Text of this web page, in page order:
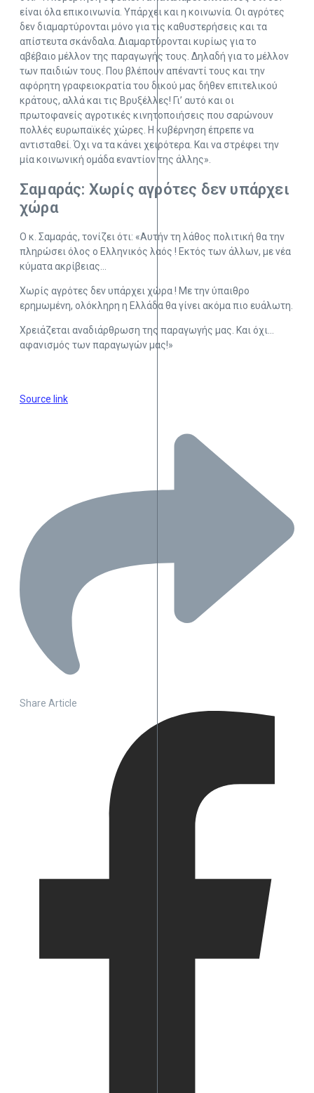
είναι όλα επικοινωνία. Υπάρχει και η κοινωνία. Οι αγρότες
δεν διαμαρτύρονται μόνο για τις καθυστερήσεις και τα
απίστευτα σκάνδαλα. Διαμαρτύρονται κυρίως για το
αβέβαιο μέλλον της παραγωγής τους. Δηλαδή για το μέλλον
των παιδιών τους. Που βλέπουν απέναντί τους και την
αφόρητη γραφειοκρατία του δικού μας δήθεν επιτελικού
κράτους, αλλά και τις Βρυξέλλες! Γι’ αυτό και οι
πρωτοφανείς αγροτικές κινητοποιήσεις που σαρώνουν
πολλές ευρωπαϊκές χώρες. Η κυβέρνηση έπρεπε να
αντισταθεί. Όχι να τα κάνει χειρότερα. Και να στρέφει την
μία κοινωνική ομάδα εναντίον της άλλης».
Σαμαράς: Χωρίς αγρότες δεν υπάρχει
χώρα
Ο κ. Σαμαράς, τονίζει ότι: «Αυτήν τη λάθος πολιτική θα την
πληρώσει όλος ο Ελληνικός λαός ! Εκτός των άλλων, με νέα
κύματα ακρίβειας…
Χωρίς αγρότες δεν υπάρχει χώρα ! Με την ύπαιθρο
ερημωμένη, ολόκληρη η Ελλάδα θα γίνει ακόμα πιο ευάλωτη.
Χρειάζεται αναδιάρθρωση της παραγωγής μας. Και όχι…
αφανισμός των παραγωγών μας!»
Source link
Share Article